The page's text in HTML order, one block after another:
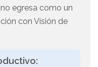
egresa como un
con Visión de